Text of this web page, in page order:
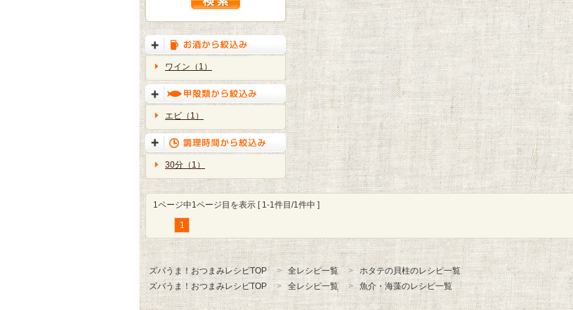
ワイン（1）
エビ（1）
30分（1）
1ページ中1ページ目を表示 [ 1-1件目/1件中 ]
1
ズバうま！おつまみレシピTOP 全レシピ一覧
ホタテの貝柱のレシピ一覧
ズバうま！おつまみレシピTOP
全レシピ一覧 魚介・海藻のレシピ一覧